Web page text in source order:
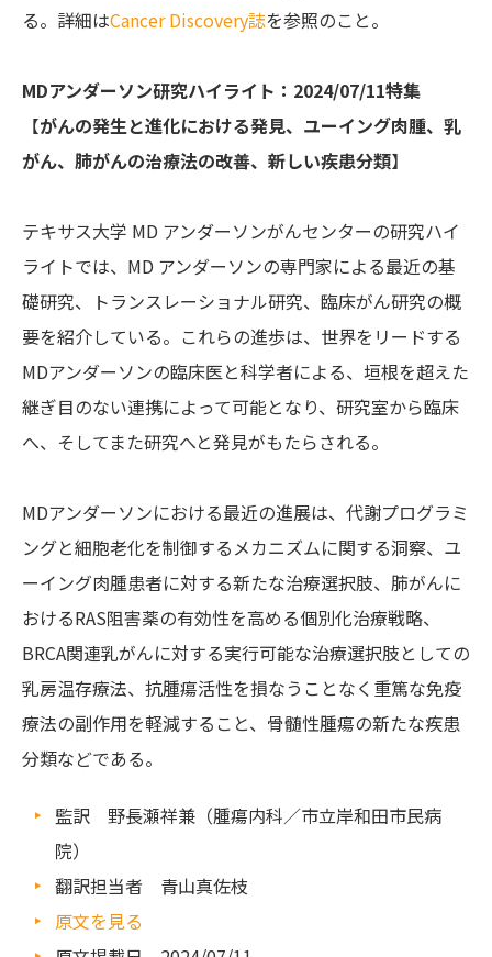
る。詳細はCancer Discovery誌を参照のこと。
MDアンダーソン研究ハイライト：2024/07/11特集
【がんの発生と進化における発見、ユーイング肉腫、乳
がん、肺がんの治療法の改善、新しい疾患分類】
テキサス大学 MD アンダーソンがんセンターの研究ハイ
ライトでは、MD アンダーソンの専門家による最近の基
礎研究、トランスレーショナル研究、臨床がん研究の概
要を紹介している。これらの進歩は、世界をリードする
MDアンダーソンの臨床医と科学者による、垣根を超えた
継ぎ目のない連携によって可能となり、研究室から臨床
へ、そしてまた研究へと発見がもたらされる。
MDアンダーソンにおける最近の進展は、代謝プログラミ
ングと細胞老化を制御するメカニズムに関する洞察、ユ
ーイング肉腫患者に対する新たな治療選択肢、肺がんに
おけるRAS阻害薬の有効性を高める個別化治療戦略、
BRCA関連乳がんに対する実行可能な治療選択肢としての
乳房温存療法、抗腫瘍活性を損なうことなく重篤な免疫
療法の副作用を軽減すること、骨髄性腫瘍の新たな疾患
分類などである。
監訳 野長瀬祥兼（腫瘍内科／市立岸和田市民病
院）
翻訳担当者 青山真佐枝
原文を見る